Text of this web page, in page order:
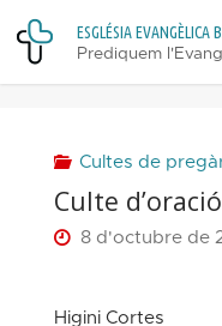
Skip
content
ESGLÉSIAEVANGÈLICAB
Prediquem
Cultes de
Culte
8 d'octubre de
Higini Cortes